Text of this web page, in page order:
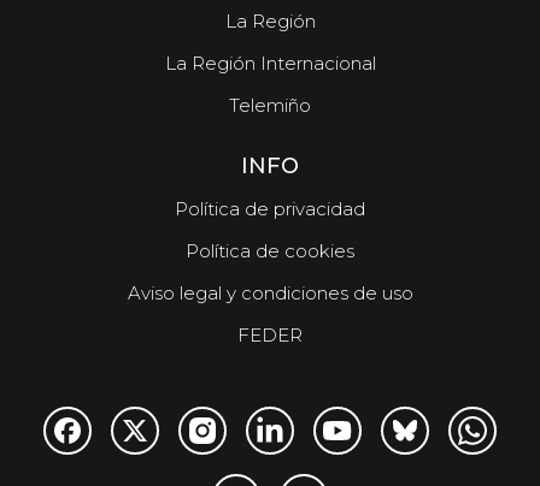
La Región
La Región Internacional
Telemiño
INFO
Política de privacidad
Política de cookies
Aviso legal y condiciones de uso
FEDER